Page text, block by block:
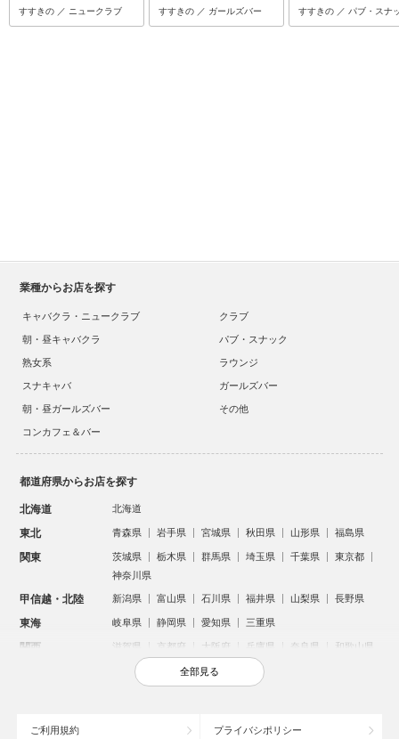
すすきの ／ ニュークラブ すすきの ／ ガールズバー すすきの ／ パブ・スナ
業種からお店を探す
キャバクラ・ニュークラブ
クラブ
朝・昼キャバクラ
パブ・スナック
熟女系
ラウンジ
スナキャバ
ガールズバー
朝・昼ガールズバー
その他
コンカフェ＆バー
都道府県からお店を探す
北海道 北海道
東北 青森県 岩手県 宮城県 秋田県 山形県 福島県
関東 茨城県 栃木県 群馬県 埼玉県 千葉県
東京都
神奈川県
甲信越・北陸 新潟県 富山県 石川県 福井県 山梨県 長野県
東海 岐阜県 静岡県 愛知県 三重県
関西 滋賀県 京都府 大阪府 兵庫県 奈良県 和歌山県
鳥取県 島根県 岡山県 広島県
全部見る
ご利用規約 プライバシポリシー